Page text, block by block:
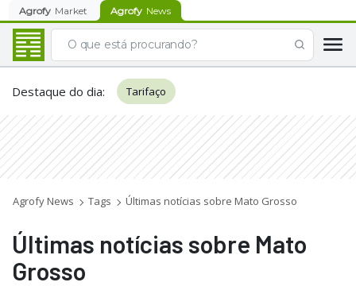
Agrofy Market Agrofy News
Destaque do dia: Tarifaço
Agrofy News Tags Últimas notícias sobre Mato Grosso
Últimas notícias sobre Mato
Grosso